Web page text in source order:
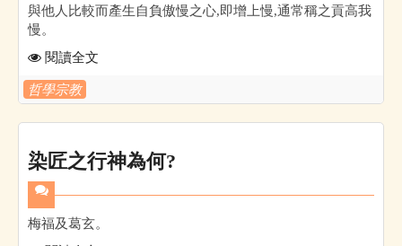
與他人比較而產生自負傲慢之心,即增上慢,通常稱之貢高我
慢。
閱讀全文
哲學宗教
染匠之行神為何?
梅福及葛玄。